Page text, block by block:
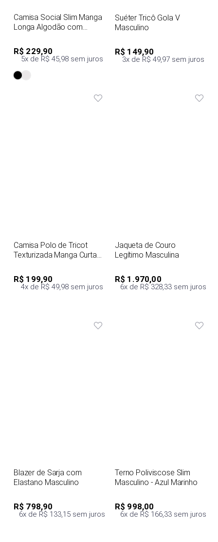
Camisa Social Slim Manga
Longa Algodão com
R$ 229,90
5x de R$ 45,98 sem juros
Suéter Tricô Gola V
Masculino
R$ 149,90
3x de R$ 49,97 sem juros
Camisa Polo de Tricot
Texturizada Manga Curta
R$ 199,90
4x de R$ 49,98 sem juros
Jaqueta de Couro
Legítimo Masculina
R$ 1.970,00
6x de R$ 328,33 sem juros
Blazer de Sarja com
Elastano Masculino
R$ 798,90
6x de R$ 133,15 sem juros
Terno Poliviscose Slim
Masculino - Azul Marinho
R$ 998,00
6x de R$ 166,33 sem juros